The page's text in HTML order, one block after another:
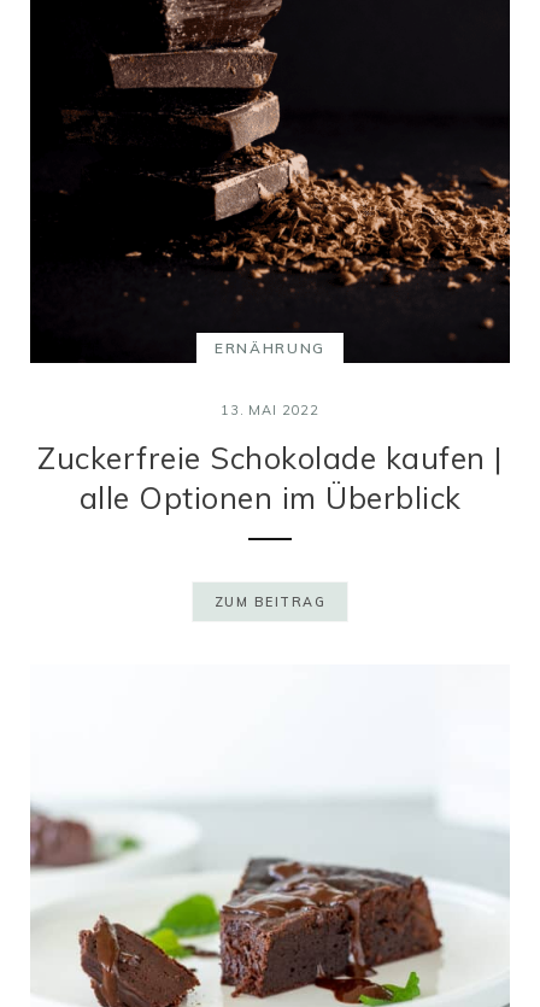
ERNÄHRUNG
13. MAI 2022
Zuckerfreie Schokolade kaufen |
alle Optionen im Überblick
ZUM BEITRAG